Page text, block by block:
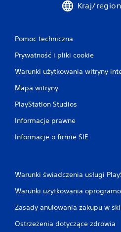
Kraj/
Pomoc techniczna
Prywatność i pliki cookie
Warunki użytkowania witryny
Mapa witryny
PlayStation Studios
Informacje prawne
Informacje o firmie SIE
Warunki świadczenia usługi
Warunki użytkowania
Zasady anulowania zakupu w
Ostrzeżenia dotyczące zdrowia